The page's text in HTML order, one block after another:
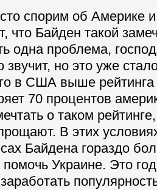
спорим об Америке
что Байден такой
одна проблема,
но это уже
в США выше
70 процентов
о таком
В этих
Байдена гораздо
Украине. Это